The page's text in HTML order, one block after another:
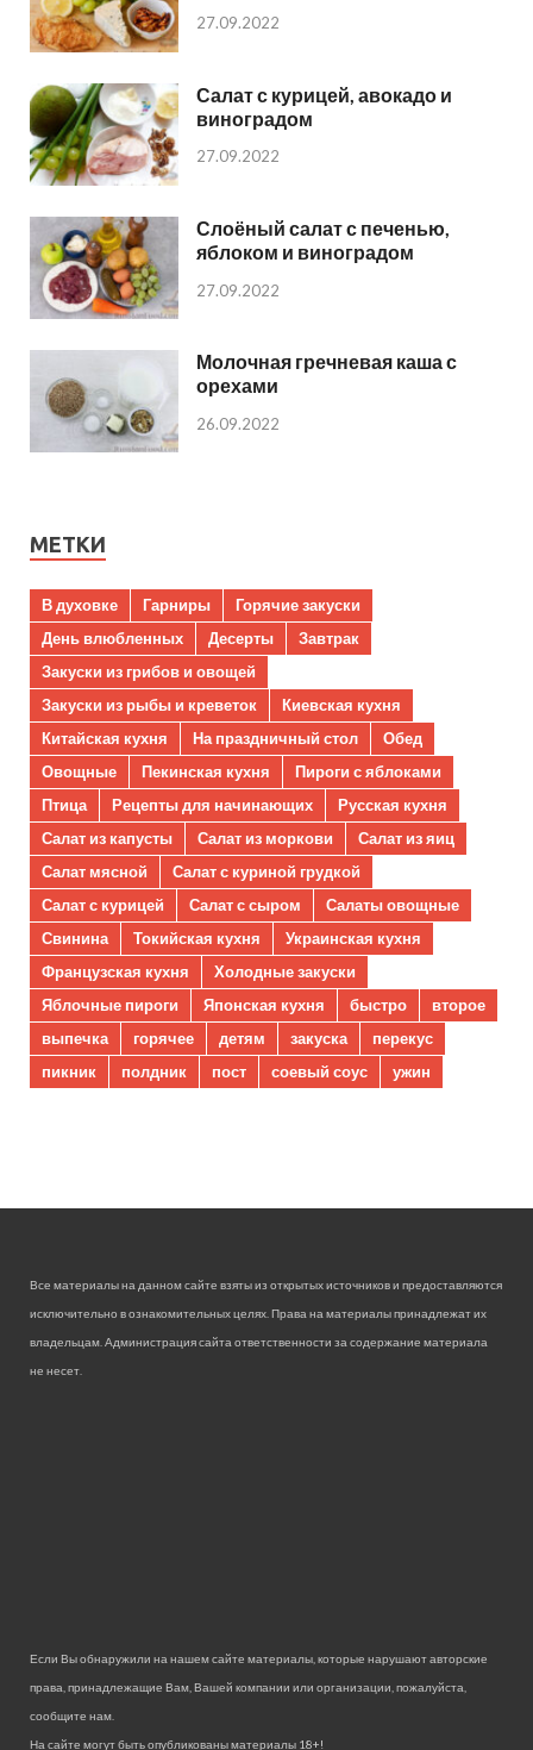
27.09.2022
Салат с курицей, авокадо и
виноградом
27.09.2022
Слоёный салат с печенью,
яблоком и виноградом
27.09.2022
Молочная гречневая каша с
орехами
26.09.2022
МЕТКИ
В духовке Гарниры
Горячие закуски
День влюбленных
Десерты
Завтрак
Закуски из грибов и овощей
Закуски из рыбы и креветок
Киевская кухня
Китайская кухня
На праздничный стол
Обед
Овощные
Пекинская кухня
Пироги с яблоками
Птица
Рецепты для начинающих
Русская кухня
Салат из капусты
Салат из моркови
Салат из яиц
Салат мясной
Салат с куриной грудкой
Салат с курицей
Салат с сыром
Салаты овощные
Свинина
Токийская кухня
Украинская кухня
Французская кухня
Холодные закуски
Яблочные пироги
Японская кухня быстро
второе
выпечка
горячее детям закуска
перекус
пикник
полдник пост соевый соус ужин
Все материалы на данном сайте взяты из открытых источников и предоставляются
исключительно в ознакомительных целях. Права на материалы принадлежат их
владельцам. Администрация сайта ответственности за содержание материала
не несет.
Если Вы обнаружили на нашем сайте материалы, которые нарушают авторские
права, принадлежащие Вам, Вашей компании или организации, пожалуйста,
сообщите нам.
На сайте могут быть опубликованы материалы 18+!